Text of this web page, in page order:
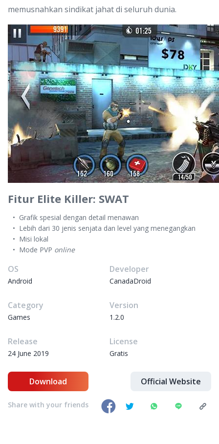
memusnahkan sindikat jahat di seluruh dunia.
Fitur Elite Killer: SWAT
Grafik spesial dengan detail menawan
Lebih dari 30 jenis senjata dan level yang menegangkan
Misi lokal
Mode PVP online
OS
Android
Developer
CanadaDroid
Category
Games
Version
1.2.0
Release
24 June 2019
License
Gratis
Download Official Website
Share with your friends